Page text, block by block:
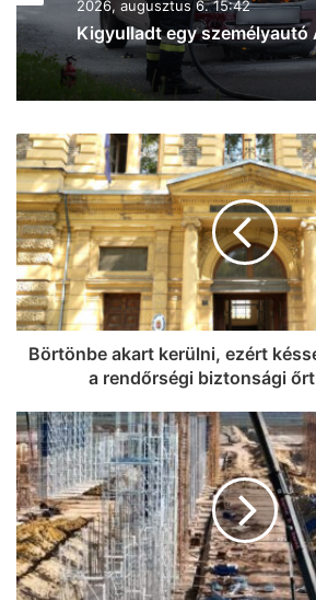
„Rókuson valami megint
óriási füstfelhők jelentek
felett az égen (videó és
Börtönbe akart kerülni, ezért
a rendőrségi biztonsági